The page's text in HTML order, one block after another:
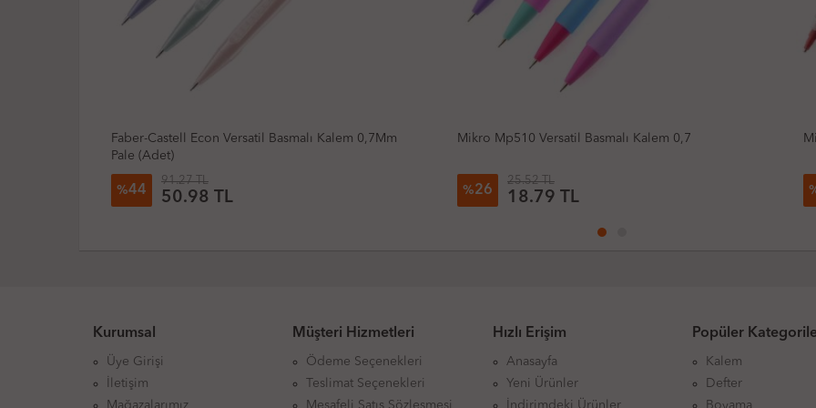
Mikro Mp510 Versatil Basmalı Kalem 0,7
%26
25.52 TL
18.79 TL
Mikro Mp336 Versatil Basmalı Kalem 0,7
%26
26.92 TL
19.82 TL
Kurumsal
Üye Girişi
İletişim
Müşteri Hizmetleri
Ödeme Seçenekleri
Teslimat Seçenekleri
Hızlı Erişim
Anasayfa
Yeni Ürünler
Popüler
Kalem
Defter